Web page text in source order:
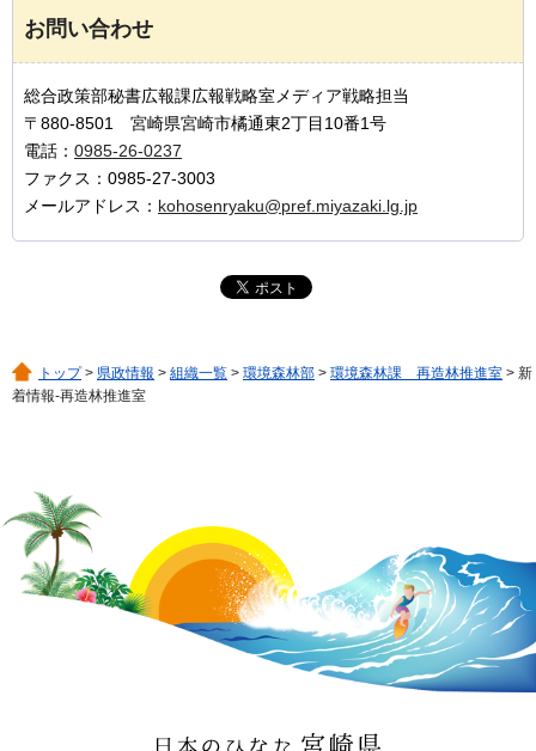
お問い合わせ
総合政策部秘書広報課広報戦略室メディア戦略担当
〒880-8501 宮崎県宮崎市橘通東2丁目10番1号
電話： 0985-26-0237
ファクス：0985-27-3003
メールアドレス： kohosenryaku@pref.miyazaki.lg.jp
トップ> 県政情報 > 組織一覧 > 環境森林部 > 環境森林課 再造林推進室 > 新
着情報-再造林推進室
日本のひなた 宮崎県